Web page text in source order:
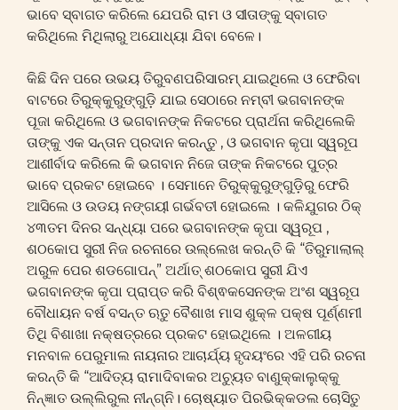
ଭାବେ ସ୍ବାଗତ କରିଲେ ଯେପରି ରାମ ଓ ସୀତାଙ୍କୁ ସ୍ବାଗତ
କରିଥିଲେ ମିଥିଲାରୁ ଅଯୋଧ୍ୟା ଯିବା ବେଳେ।
କିଛି ଦିନ ପରେ ଉଭୟ ତିରୁବଣପରିସାରମ୍ ଯାଇଥିଲେ ଓ ଫେରିବା
ବାଟରେ ତିରୁକ୍କୁରୁଙ୍ଗୁଡ଼ି ଯାଇ ସେଠାରେ ନମ୍ବୀ ଭଗବାନଙ୍କ
ପୂଜା କରିଥିଲେ ଓ ଭଗବାନଙ୍କ ନିକଟରେ ପ୍ରାର୍ଥନା କରିଥିଲେକି
ତାଙ୍କୁ ଏକ ସନ୍ତାନ ପ୍ରଦାନ କରନ୍ତୁ , ଓ ଭଗବାନ କୃପା ସ୍ୱରୂପ
ଆଶୀର୍ବାଦ କରିଲେ କି ଭଗବାନ ନିଜେ ତାଙ୍କ ନିକଟରେ ପୁତ୍ର
ଭାବେ ପ୍ରକଟ ହୋଇବେ । ସେମାନେ ତିରୁକ୍କୁରୁଙ୍ଗୁଡ଼ିରୁ ଫେରି
ଆସିଲେ ଓ ଉଡୟ ନଙ୍ଗୟୀ ଗର୍ଭବତୀ ହୋଇଲେ । କଳିଯୁଗର ଠିକ୍
୪୩ତମ ଦିନର ସନ୍ଧ୍ୟା ପରେ ଭଗବାନଙ୍କ କୃପା ସ୍ୱରୂପ ,
ଶଠକୋପ ସୁରୀ ନିଜ ରଚନାରେ ଉଲ୍ଲେଖ କରନ୍ତି କି “ତିରୁମାଲାଲ୍
ଅରୁଳ ପେର ଶଡଗୋପନ୍” ଅର୍ଥାତ୍ ଶଠକୋପ ସୁରୀ ଯିଏ
ଭଗବାନଙ୍କ କୃପା ପ୍ରାପ୍ତ କରି ବିଶ୍ଵକସେନଙ୍କ ଅଂଶ ସ୍ୱରୂପ
ବୌଧାୟନ ବର୍ଷ ବସନ୍ତ ଋତୁ ବୈଶାଖ ମାସ ଶୁକ୍ଳ ପକ୍ଷ ପୂର୍ଣ୍ଣମୀ
ତିଥି ବିଶାଖା ନକ୍ଷତ୍ରରେ ପ୍ରକଟ ହୋଇଥିଲେ । ଅଳଗୀୟ
ମନବାଳ ପେରୁମାଲ ନାୟନାର ଆଚାର୍ଯ୍ୟ ହୃଦୟଂରେ ଏହି ପରି ରଚନା
କରନ୍ତି କି “ଆଦିତ୍ୟ ରାମାଦିବାକର ଅଚ୍ୟୁତ ବାଣୁକ୍କାଲୁକ୍କୁ
ନିନ୍ଜ୍ଞାତ ଉଲ୍ଲିରୁଲ ନୀନ୍ଗ୍ନି। ଚୋଷ୍ୟାତ ପିରଭିକ୍କଡଲ ଚୋସିତୁ